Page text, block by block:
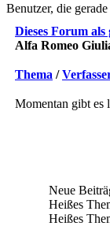
Benutzer, die
Dieses Forum als
Alfa Romeo
Thema /
Momentan gibt es
Neue
Heißes
Heißes